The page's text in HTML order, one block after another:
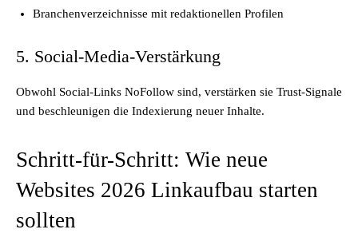
Branchenverzeichnisse mit redaktionellen Profilen
5. Social-Media-Verstärkung
Obwohl Social-Links NoFollow sind, verstärken sie Trust-Signale
und beschleunigen die Indexierung neuer Inhalte.
Schritt-für-Schritt: Wie neue
Websites 2026 Linkaufbau starten
sollten